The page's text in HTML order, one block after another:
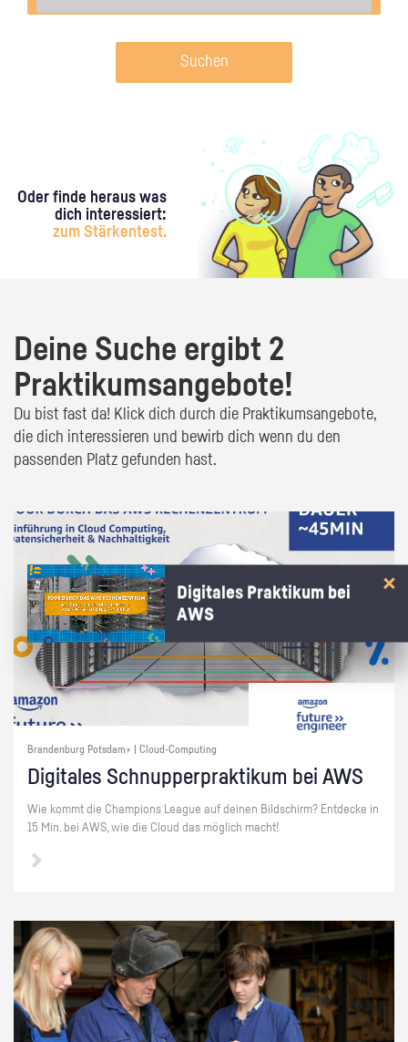
Suchen
Oder finde heraus was
dich interessiert:
zum Stärkentest.
Deine Suche ergibt 2
Praktikumsangebote!
Du bist fast da! Klick dich durch die Praktikumsangebote,
die dich interessieren und bewirb dich wenn du den
passenden Platz gefunden hast.
Brandenburg Potsdam+ | Cloud-Computing
Di­gi­ta­les Schnup­per­prak­ti­kum bei AWS
Wie kommt die Cham­pi­ons Le­ague auf dei­nen Bild­schirm? Ent­de­cke in
15 Min. bei AWS, wie die Cloud das mög­lich macht!
Digitales Praktikum bei
AWS